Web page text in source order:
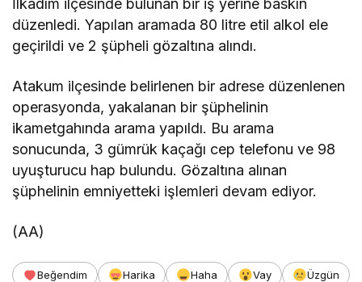
İlkadım ilçesinde bulunan bir iş yerine baskın
düzenledi. Yapılan aramada 80 litre etil alkol ele
geçirildi ve 2 şüpheli gözaltına alındı.
Atakum ilçesinde belirlenen bir adrese düzenlenen
operasyonda, yakalanan bir şüphelinin
ikametgahında arama yapıldı. Bu arama
sonucunda, 3 gümrük kaçağı cep telefonu ve 98
uyuşturucu hap bulundu. Gözaltına alınan
şüphelinin emniyetteki işlemleri devam ediyor.
(AA)
Beğendim Harika Haha Vay
Üzgün